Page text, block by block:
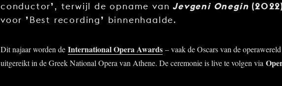
conductor’, terwijl de opname van Jevgeni Onegin (2022)
voor ’Best recording’ binnenhaalde.
Dit najaar worden de International Opera Awards – vaak de Oscars van de
uitgereikt in de Greek National Opera van Athene. De ceremonie is live te volgen via